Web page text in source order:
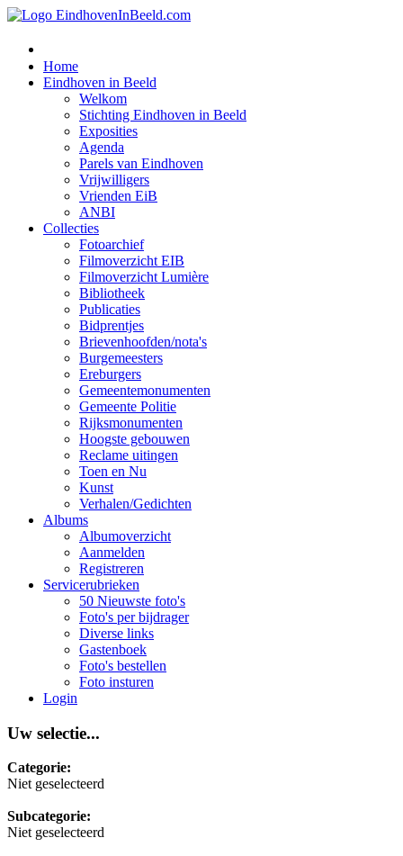
Home
Eindhoven in Beeld
Welkom
Stichting Eindhoven in Beeld
Exposities
Agenda
Parels van Eindhoven
Vrijwilligers
Vrienden EiB
ANBI
Collecties
Fotoarchief
Filmoverzicht EIB
Filmoverzicht Lumière
Bibliotheek
Publicaties
Bidprentjes
Brievenhoofden/nota's
Burgemeesters
Ereburgers
Gemeentemonumenten
Gemeente Politie
Rijksmonumenten
Hoogste gebouwen
Reclame uitingen
Toen en Nu
Kunst
Verhalen/Gedichten
Albums
Albumoverzicht
Aanmelden
Registreren
Servicerubrieken
50 Nieuwste foto's
Foto's per bijdrager
Diverse links
Gastenboek
Foto's bestellen
Foto insturen
Login
Uw selectie...
Categorie:
Niet geselecteerd
Subcategorie:
Niet geselecteerd